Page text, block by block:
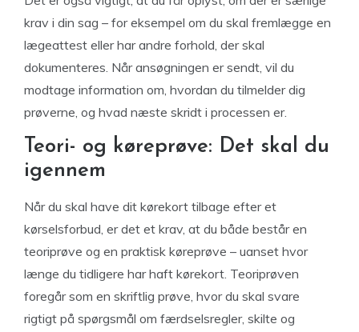
krav i din sag – for eksempel om du skal fremlægge en
lægeattest eller har andre forhold, der skal
dokumenteres. Når ansøgningen er sendt, vil du
modtage information om, hvordan du tilmelder dig
prøverne, og hvad næste skridt i processen er.
Teori- og køreprøve: Det skal du
igennem
Når du skal have dit kørekort tilbage efter et
kørselsforbud, er det et krav, at du både består en
teoriprøve og en praktisk køreprøve – uanset hvor
længe du tidligere har haft kørekort. Teoriprøven
foregår som en skriftlig prøve, hvor du skal svare
rigtigt på spørgsmål om færdselsregler, skilte og